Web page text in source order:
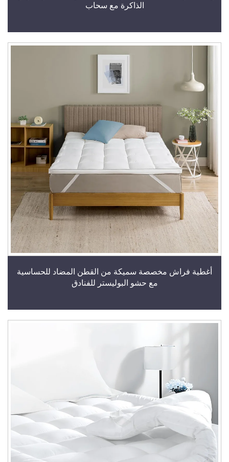
الذاكرة مع سحاب
أغطية فراش مخصصة سميكة من القطن المضاد للحساسية
مع حشو البوليستر للفنادق